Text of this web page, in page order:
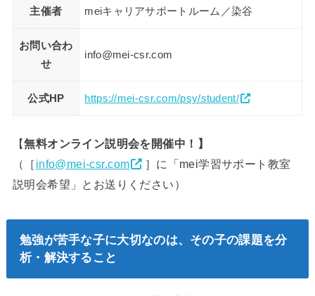
主催者 meiキャリアサポートルーム／染谷
お問い合わ
せ
info@mei-csr.com
公式HP https://mei-csr.com/psy/student/
【無料オンライン説明会を開催中！】
（［ info@mei-csr.com
］に「mei学習サポート教室
説明会希望」とお送りください）
勉強が苦手な子に大切なのは、その子の課題を分
析・解決すること